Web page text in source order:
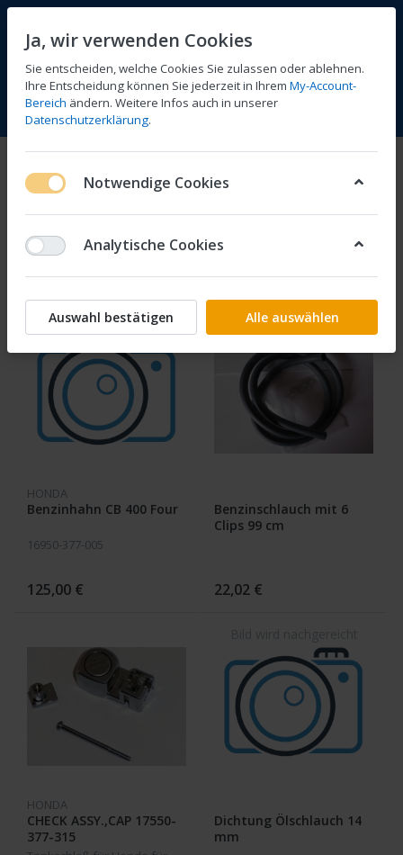
Menü Anmelden Vergleichen Wunschliste
Tanks
Filtern Sortieren
HONDA
Benzinhahn CB 400 Four
16950-377-005
125,00 €
Benzinschlauch mit 6
Clips 99 cm
22,02 €
HONDA
CHECK ASSY.,CAP 17550-
377-315
Dichtung Ölschlauch 14
mm
Ja, wir verwenden Cookies
Sie entscheiden, welche Cookies Sie zulassen oder ablehnen.
Ihre Entscheidung können Sie jederzeit in Ihrem My-Account-
Bereich ändern. Weitere Infos auch in unserer
Datenschutzerklärung.
Notwendige Cookies
Analytische Cookies
Auswahl bestätigen Alle auswählen